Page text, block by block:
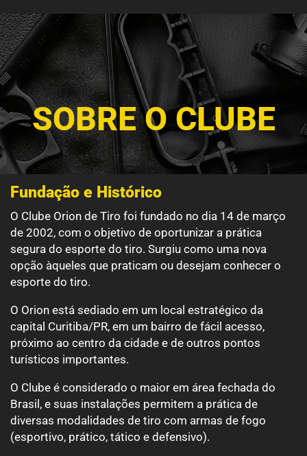
SOBRE O CLUBE
Fundação e Histórico
O Clube Orion de Tiro foi fundado no dia 14 de março
de 2002, com o objetivo de oportunizar a prática
segura do esporte do tiro. Surgiu como uma nova
opção àqueles que praticam ou desejam conhecer o
esporte do tiro.
O Orion está sediado em um local estratégico da
capital Curitiba/PR, em um bairro de fácil acesso,
próximo ao centro da cidade e de outros pontos
turísticos importantes.
O Clube é considerado o maior em área fechada do
Brasil, e suas instalações permitem a prática de
diversas modalidades de tiro com armas de fogo
(esportivo, prático, tático e defensivo).